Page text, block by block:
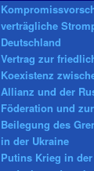
verträgliche
Deutschland
Vertrag zur
Koexistenz
Allianz und der
Föderation und zur
Beilegung des
in der Ukraine
Putins Krieg in